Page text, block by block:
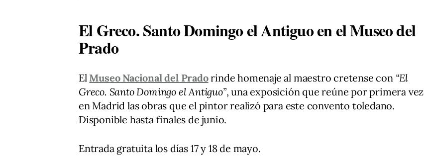
El Greco. Santo Domingo el Antiguo en el Museo del
Prado
El Museo Nacional del Pradorinde homenaje al maestro cretense con “El
Greco. Santo Domingo el Antiguo”, una exposición que reúne por primera vez
en Madrid las obras que el pintor realizó para este convento toledano.
Disponible hasta finales de junio.
Entrada gratuita los días 17 y 18 de mayo.